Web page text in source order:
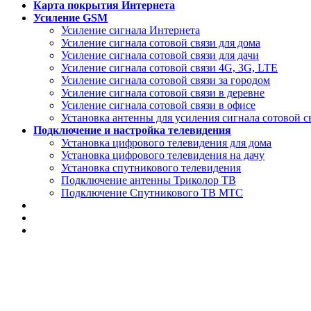
Карта покрытия Интернета
Усиление GSM
Усиление сигнала Интернета
Усиление сигнала сотовой связи для дома
Усиление сигнала сотовой связи для дачи
Усиление сигнала сотовой связи 4G, 3G, LTE
Усиление сигнала сотовой связи за городом
Усиление сигнала сотовой связи в деревне
Усиление сигнала сотовой связи в офисе
Установка антенны для усиления сигнала сотовой
Подключение и настройка телевидения
Установка цифрового телевидения для дома
Установка цифрового телевидения на дачу
Установка спутникового телевидения
Подключение антенны Триколор ТВ
Подключение Спутникового ТВ МТС